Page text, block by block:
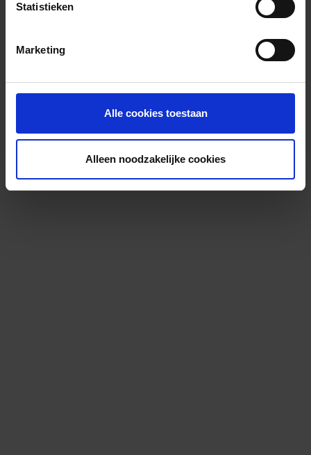
Statistieken
Marketing
Alle cookies toestaan
Alleen noodzakelijke cookies